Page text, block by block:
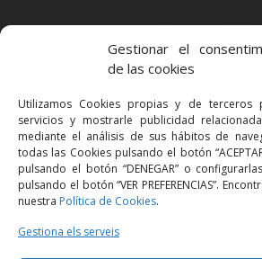
Gestionar el
de las cookies
Utilizamos Cookies propias y de terceros
servicios y mostrarle publicidad
mediante el análisis de sus hábitos de
todas las Cookies pulsando el botón
pulsando el botón “DENEGAR” o
pulsando el botón “VER PREFERENCIAS”.
nuestra Política de Cookies.
Gestiona els serveis
Via Augusta 2 bis, 3º, 08006
bcn@bellavistalegal.eu
GRANOLLERS
C/ Sant Jaume, 16 1r, 08401
+34 93 860 39 60
grn@bellavistalegal.eu
MADRID
C/ Serrano 114, 2º izq. 28006